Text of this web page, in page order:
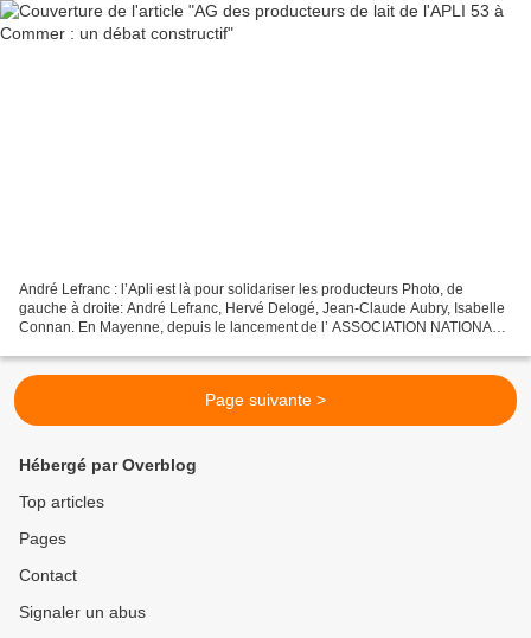
André Lefranc : l’Apli est là pour solidariser les producteurs Photo, de
gauche à droite: André Lefranc, Hervé Delogé, Jean-Claude Aubry, Isabelle
Connan. En Mayenne, depuis le lancement de l’ ASSOCIATION NATIONALE
Page suivante >
Hébergé par Overblog
Top articles
Pages
Contact
Signaler un abus